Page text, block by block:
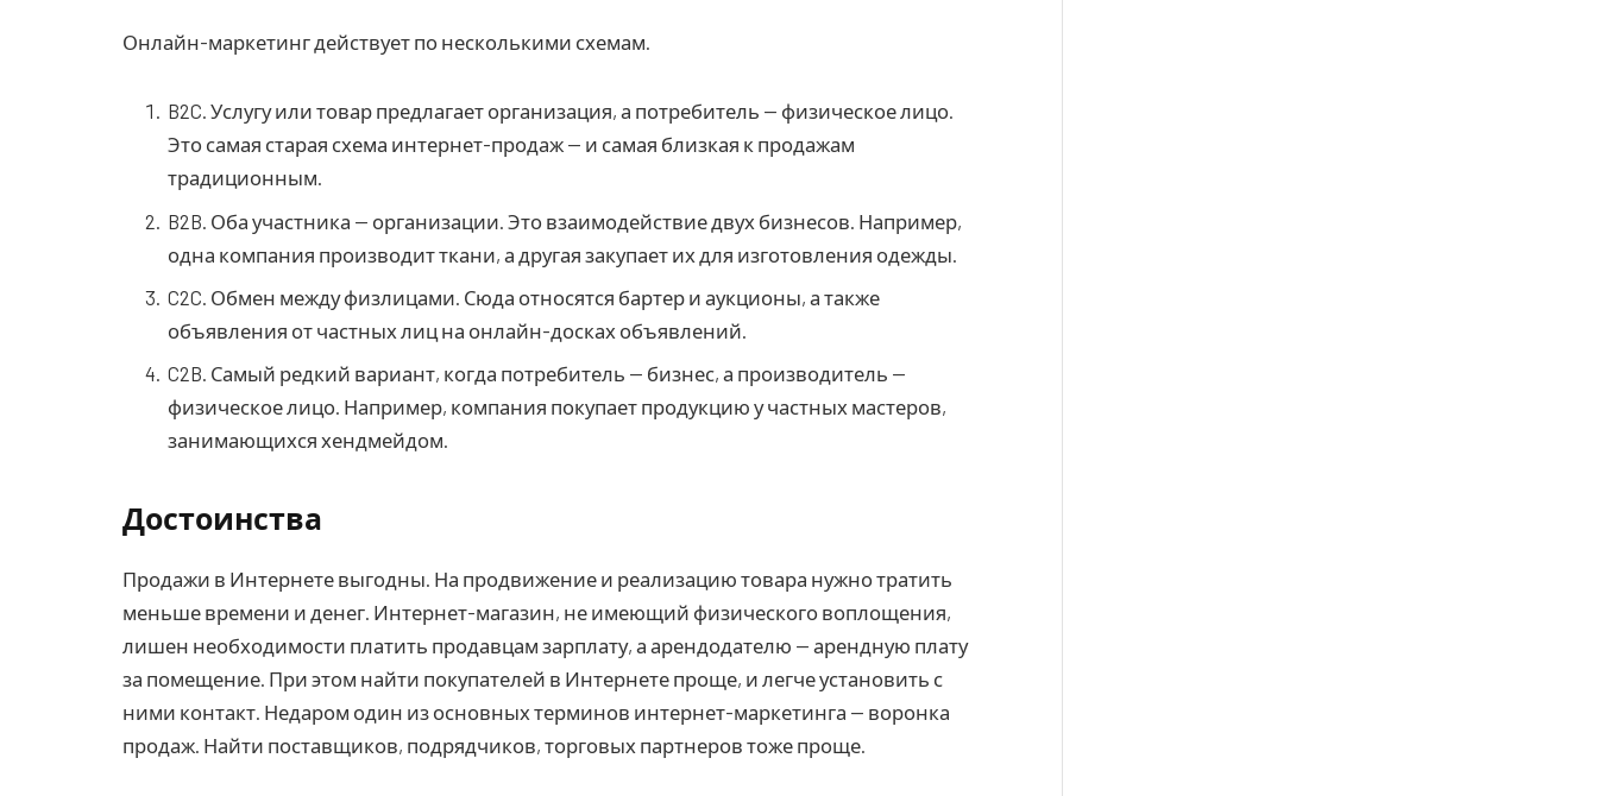
Онлайн-маркетинг действует по несколькими схемам.
B2C. Услугу или товар предлагает организация, а потребитель — физическое лицо.
Это самая старая схема интернет-продаж — и самая близкая к продажам
традиционным.
B2B. Оба участника — организации. Это взаимодействие двух бизнесов. Например,
одна компания производит ткани, а другая закупает их для изготовления одежды.
C2C. Обмен между физлицами. Сюда относятся бартер и аукционы, а также
объявления от частных лиц на онлайн-досках объявлений.
C2B. Самый редкий вариант, когда потребитель — бизнес, а производитель —
физическое лицо. Например, компания покупает продукцию у частных мастеров,
занимающихся хендмейдом.
Достоинства
Продажи в Интернете выгодны. На продвижение и реализацию товара нужно тратить
меньше времени и денег. Интернет-магазин, не имеющий физического воплощения,
лишен необходимости платить продавцам зарплату, а арендодателю — арендную плату
за помещение. При этом найти покупателей в Интернете проще, и легче установить с
ними контакт. Недаром один из основных терминов интернет-маркетинга — воронка
продаж. Найти поставщиков, подрядчиков, торговых партнеров тоже проще.